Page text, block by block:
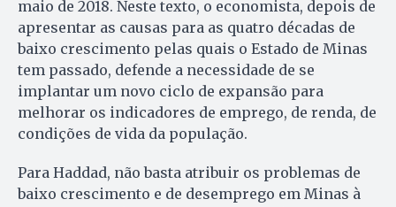
maio de 2018. Neste texto, o economista, depois de
apresentar as causas para as quatro décadas de
baixo crescimento pelas quais o Estado de Minas
tem passado, defende a necessidade de se
implantar um novo ciclo de expansão para
melhorar os indicadores de emprego, de renda, de
condições de vida da população.
Para Haddad, não basta atribuir os problemas de
baixo crescimento e de desemprego em Minas à